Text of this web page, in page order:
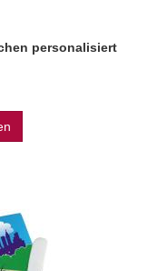
personalisiert